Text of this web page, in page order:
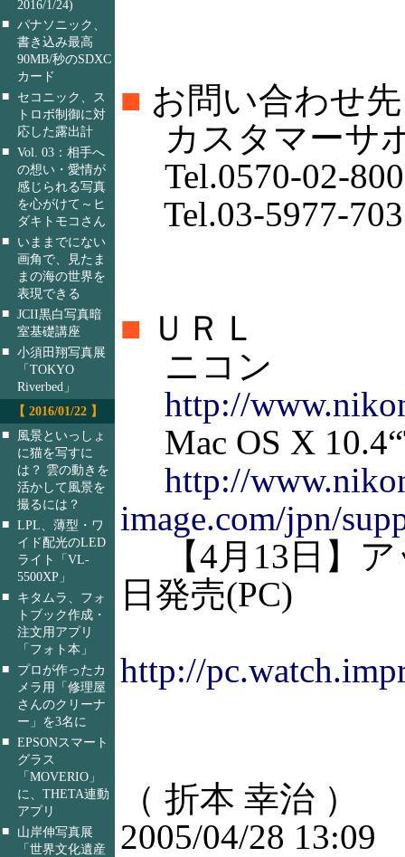
2016/1/24)
■ パナソニック、
書き込み最高
90MB/秒のSDXC
カード
■
セコニック、ス
トロボ制御に対
応した露出計
■ Vol. 03：相手へ
の想い・愛情が
感じられる写真
を心がけて～ヒ
ダキトモコさん
■
いままでにない
画角で、見たま
まの海の世界を
表現できる
■ JCII黒白写真暗
室基礎講座
■ 小須田翔写真展
「TOKYO
Riverbed」
【 2016/01/22 】
■
風景といっしょ
に猫を写すに
は？ 雲の動きを
活かして風景を
撮るには？
■ LPL、薄型・ワ
イド配光のLED
ライト「VL-
5500XP」
■
キタムラ、フォ
トブック作成・
注文用アプリ
「フォト本」
■
プロが作ったカ
メラ用「修理屋
さんのクリーナ
ー」を3名に
■ EPSONスマート
グラス
「MOVERIO」
に、THETA連動
アプリ
■
山岸伸写真展
「世界文化遺産
■ お問い合わせ先
カスタマーサ
Tel.0570-02-
Tel.03-5977-
■ ＵＲＬ
ニコン
http://
Mac OS X
http://
image.com/jpn/
【4月13日】ア
日発売(PC)
http://
（ 折本 幸治 ）
2005/04/28 13:09